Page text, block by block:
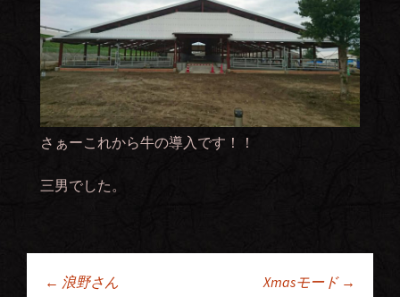
さぁーこれから牛の導入です！！
三男でした。
← 浪野さん Xmasモード →